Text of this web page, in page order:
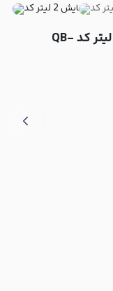
فلاسک دوجداره سان‌لایف گنجایش 2 لیتر کد QB-